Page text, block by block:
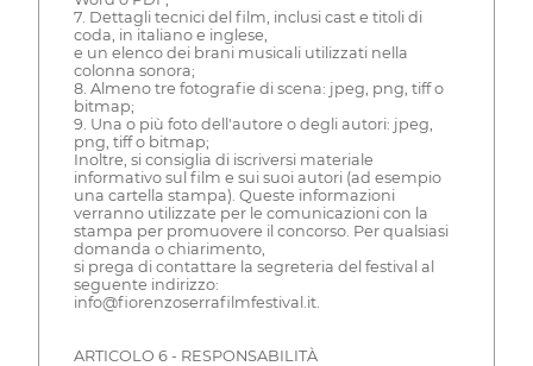
7. Dettagli tecnici del film, inclusi cast e titoli di
coda, in italiano e inglese,
e un elenco dei brani musicali utilizzati nella
colonna sonora;
8. Almeno tre fotografie di scena: jpeg, png, tiff o
bitmap;
9. Una o più foto dell'autore o degli autori: jpeg,
png, tiff o bitmap;
Inoltre, si consiglia di iscriversi materiale
informativo sul film e sui suoi autori (ad esempio
una cartella stampa). Queste informazioni
verranno utilizzate per le comunicazioni con la
stampa per promuovere il concorso. Per qualsiasi
domanda o chiarimento,
si prega di contattare la segreteria del festival al
seguente indirizzo:
info@fiorenzoserrafilmfestival.it.
ARTICOLO 6 - RESPONSABILITÀ